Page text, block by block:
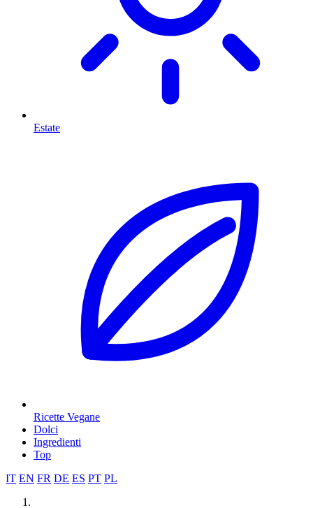
Estate
Ricette Vegane
Dolci
Ingredienti
Top
IT EN FR DE ES PT PL